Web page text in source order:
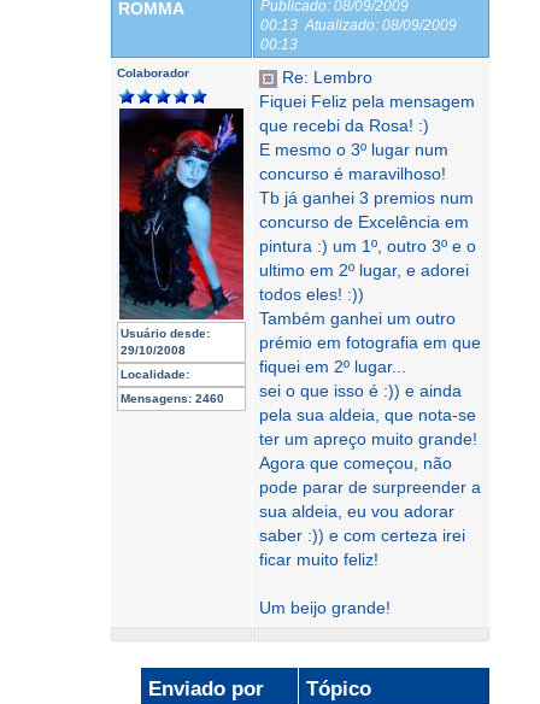
ROMMA Publicado: 08/09/2009
00:13 Atualizado: 08/09/2009
00:13
Colaborador
Usuário desde:
29/10/2008
Localidade:
Mensagens: 2460
Re: Lembro
Fiquei Feliz pela mensagem
que recebi da Rosa! :)
E mesmo o 3º lugar num
concurso é maravilhoso!
Tb já ganhei 3 premios num
concurso de Excelência em
pintura :) um 1º, outro 3º e o
ultimo em 2º lugar, e adorei
todos eles! :))
Também ganhei um outro
prémio em fotografia em que
fiquei em 2º lugar...
sei o que isso é :)) e ainda
pela sua aldeia, que nota-se
ter um apreço muito grande!
Agora que começou, não
pode parar de surpreender a
sua aldeia, eu vou adorar
saber :)) e com certeza irei
ficar muito feliz!
Um beijo grande!
Enviado por Tópico